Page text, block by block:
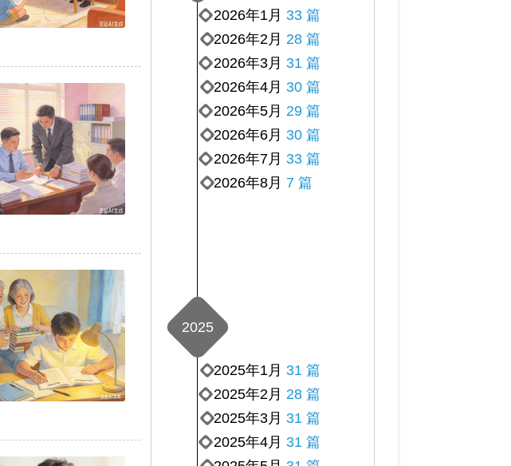
2026年8月 7 篇
2026年7月 33 篇
2026年6月 30 篇
2026年5月 29 篇
2026年4月 30 篇
2026年3月 31 篇
2026年2月 28 篇
2026年1月 33 篇
2025
2025年4月 31 篇
2025年3月 31 篇
2025年2月 28 篇
2025年1月 31 篇